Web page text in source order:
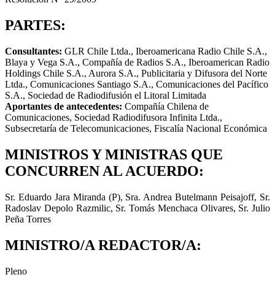
PARTES:
Consultantes: GLR Chile Ltda., Iberoamericana Radio Chile S.A.,
Blaya y Vega S.A., Compañía de Radios S.A., Iberoamerican Radio
Holdings Chile S.A., Aurora S.A., Publicitaria y Difusora del Norte
Ltda., Comunicaciones Santiago S.A., Comunicaciones del Pacífico
S.A., Sociedad de Radiodifusión el Litoral Limitada
Aportantes de antecedentes: Compañía Chilena de
Comunicaciones, Sociedad Radiodifusora Infinita Ltda.,
Subsecretaría de Telecomunicaciones, Fiscalía Nacional Económica
MINISTROS Y MINISTRAS QUE
CONCURREN AL ACUERDO:
Sr. Eduardo Jara Miranda (P), Sra. Andrea Butelmann Peisajoff, Sr.
Radoslav Depolo Razmilic, Sr. Tomás Menchaca Olivares, Sr. Julio
Peña Torres
MINISTRO/A REDACTOR/A:
Pleno